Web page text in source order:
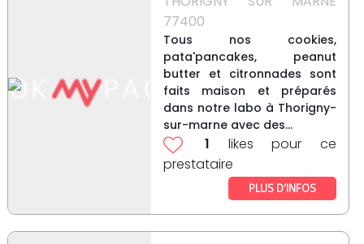
77400
Tous nos cookies,
pata'pancakes, peanut
butter et citronnades sont
faits maison et préparés
dans notre labo à Thorigny-
sur-marne avec des...
1 likes pour ce
prestataire
PLUS D’INFOS